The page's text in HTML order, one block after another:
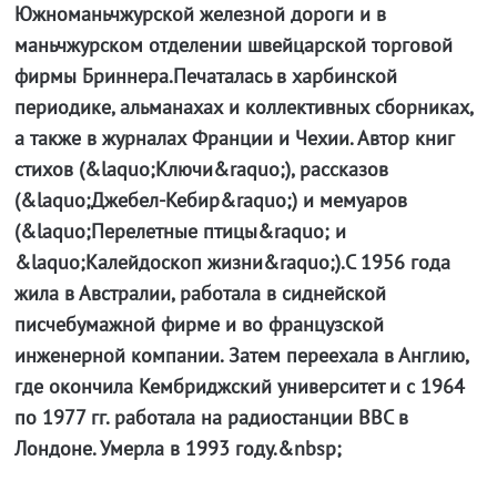
Южноманьчжурской железной дороги и в
маньчжурском отделении швейцарской торговой
фирмы Бриннера.Печаталась в харбинской
периодике, альманахах и коллективных сборниках,
а также в журналах Франции и Чехии. Автор книг
стихов (&laquo;Ключи&raquo;), рассказов
(&laquo;Джебел-Кебир&raquo;) и мемуаров
(&laquo;Перелетные птицы&raquo; и
&laquo;Калейдоскоп жизни&raquo;).С 1956 года
жила в Австралии, работала в сиднейской
писчебумажной фирме и во французской
инженерной компании. Затем переехала в Англию,
где окончила Кембриджский университет и с 1964
по 1977 гг. работала на радиостанции BBC в
Лондоне. Умерла в 1993 году.&nbsp;